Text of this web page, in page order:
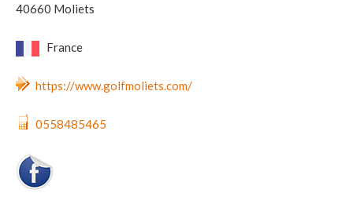
40660 Moliets
France
https://www.golfmoliets.com/
0558485465